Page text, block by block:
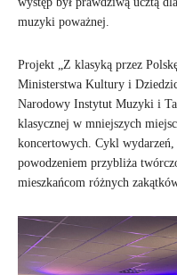
muzyki poważnej.
Projekt „Z klasyką przez
Ministerstwa Kultury i
Narodowy Instytut Muzyki i
klasycznej w mniejszych
koncertowych. Cykl
powodzeniem przybliża
mieszkańcom różnych